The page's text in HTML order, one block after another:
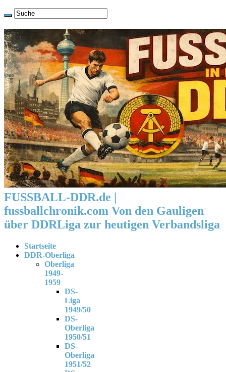
FUSSBALL-DDR.de |
fussballchronik.com Von den Gauligen
über DDRLiga zur heutigen Verbandsliga
Startseite
DDR-Oberliga
Oberliga
1949-
1959
DS-
Liga
1949/50
DS-
Oberliga
1950/51
DS-
Oberliga
1951/52